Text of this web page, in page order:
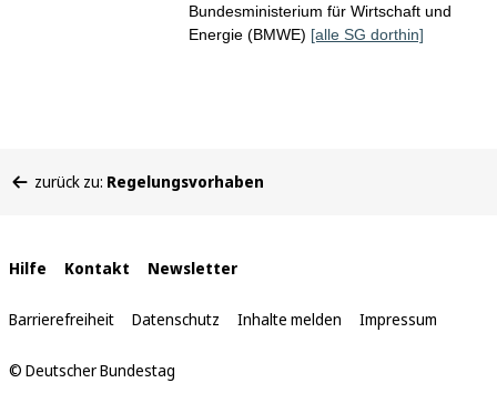
Bundesministerium für Wirtschaft und
Energie (BMWE) [alle SG dorthin]
befinden
zurück zu: Regelungsvorhaben
Interne
Links
Hilfe Kontakt Newsletter
Barrierefreiheit Datenschutz Inhalte melden Impressum
© Deutscher Bundestag